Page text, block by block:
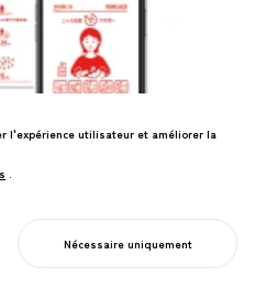
typographie et 3D—dans des
plateformes cohérentes.
l'expérience utilisateur et améliorer la
.
Nécessaire uniquement